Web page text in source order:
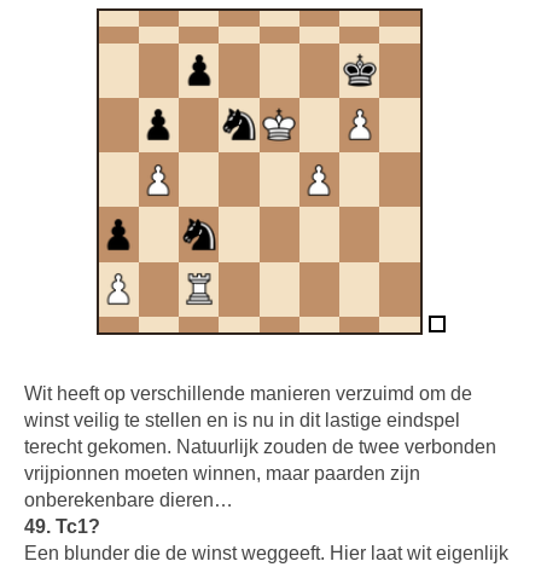
Wit heeft op verschillende manieren verzuimd om de
winst veilig te stellen en is nu in dit lastige eindspel
terecht gekomen. Natuurlijk zouden de twee verbonden
vrijpionnen moeten winnen, maar paarden zijn
onberekenbare dieren…
49. Tc1?
Een blunder die de winst weggeeft. Hier laat wit eigenlijk